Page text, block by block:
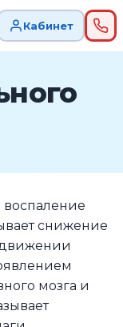
Кабинет
воспаление
снижение
мозга и